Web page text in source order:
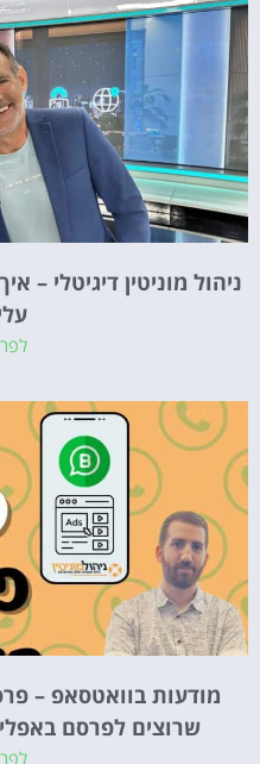
ניהול מוניטין דיגיטלי
מודעות בוואטסאפ –
שרוצים לפרסם